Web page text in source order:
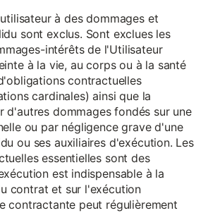
à des dommages et
sont exclus. Sont exclues les
intérêts de l'Utilisateur
à la vie, au corps ou à la santé
contractuelles
cardinales) ainsi que la
d'autres dommages fondés sur une
ou par négligence grave d'une
ou ses auxiliaires d'exécution. Les
essentielles sont des
est indispensable à la
contrat et sur l'exécution
contractante peut régulièrement